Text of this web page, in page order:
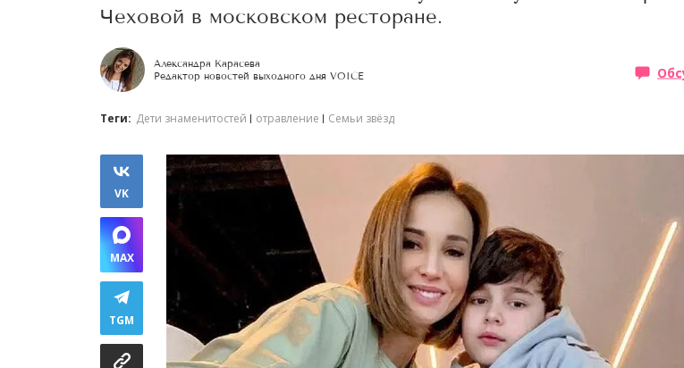
Чеховой в московском ресторане.
Александра Карасева
Редактор новостей выходного дня VOICE
Теги: Дети знаменитостей отравление Семьи звёзд
VK
MAX
TGM